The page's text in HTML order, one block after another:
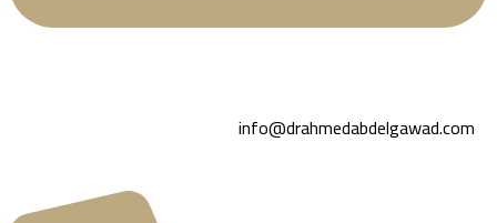
info@drahmedabdelgawad.com